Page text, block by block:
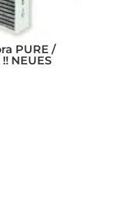
PURE /
NEUES